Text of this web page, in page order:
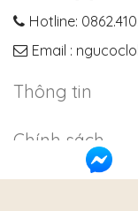
Hotline:
Email :
Thông tin
Chính sách